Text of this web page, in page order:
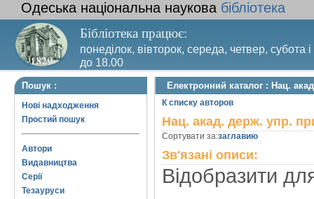
Одеська національна наукова бібліотека
Бібліотека працює:
понеділок, вівторок, середа, четвер, субота
до 18.00
Вихідний день – п’ятниця. Останній четвер
Пошук :
Нові надходження
Простий пошук
Автори
Видавництва
Серії
Тезауруси
Електронний каталог : Нац.
К списку авторов
Нац. акад. держ. упр.
Сортувати за:заглавию
Зв'язані описи:
Відобразити